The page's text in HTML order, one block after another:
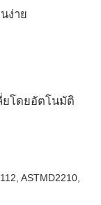
ง่าย
ยโดยอัตโนมัติ
ASTMD2210,